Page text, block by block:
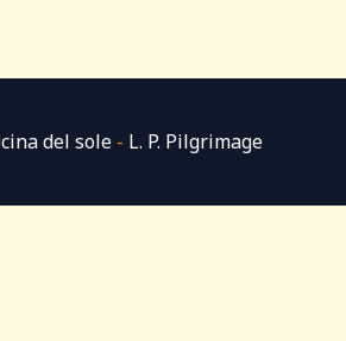
del sole- L. P. Pilgrimage